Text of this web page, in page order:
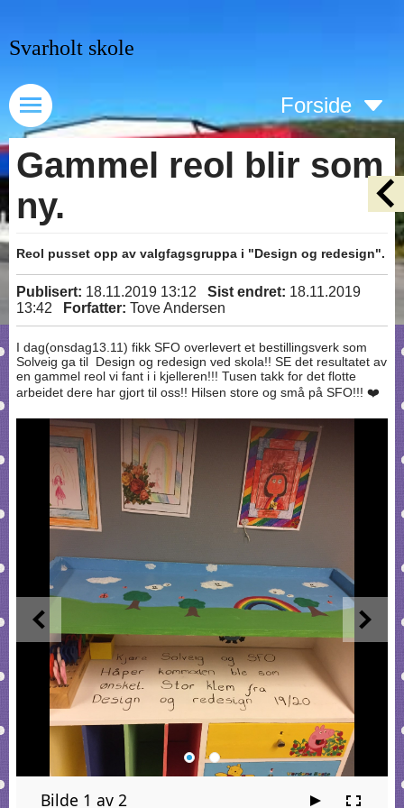
Svarholt skole
Forside
Gammel reol blir som
ny.
Reol pusset opp av valgfagsgruppa i "Design og redesign".
Publisert: 18.11.2019 13:12 Sist endret: 18.11.2019
13:42
Forfatter: Tove Andersen
I dag(onsdag13.11) fikk SFO overlevert et bestillingsverk som
Solveig ga til Design og redesign ved skola!! SE det resultatet av
en gammel reol vi fant i i kjelleren!!! Tusen takk for det flotte
arbeidet dere har gjort til oss!! Hilsen store og små på SFO!!! ❤️
Bilde 1 av 2